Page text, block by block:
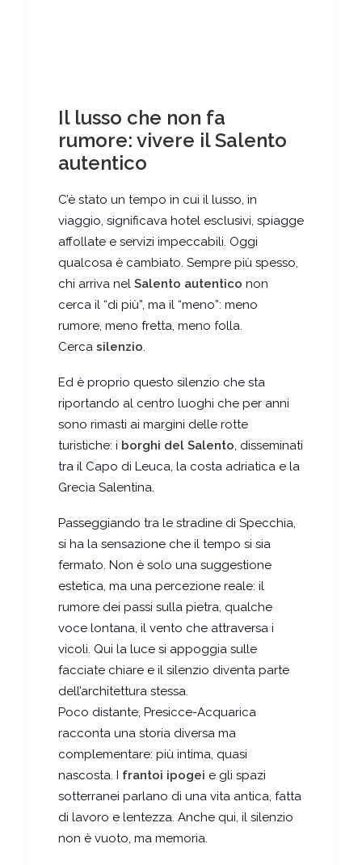
Il lusso che non fa
rumore: vivere il Salento
autentico
C’è stato un tempo in cui il lusso, in
viaggio, significava hotel esclusivi, spiagge
affollate e servizi impeccabili. Oggi
qualcosa è cambiato. Sempre più spesso,
chi arriva nel Salento autentico non
cerca il “di più”, ma il “meno”: meno
rumore, meno fretta, meno folla.
Cerca silenzio.
Ed è proprio questo silenzio che sta
riportando al centro luoghi che per anni
sono rimasti ai margini delle rotte
turistiche: i borghi del Salento, disseminati
tra il Capo di Leuca, la costa adriatica e la
Grecìa Salentina.
Passeggiando tra le stradine di Specchia,
si ha la sensazione che il tempo si sia
fermato. Non è solo una suggestione
estetica, ma una percezione reale: il
rumore dei passi sulla pietra, qualche
voce lontana, il vento che attraversa i
vicoli. Qui la luce si appoggia sulle
facciate chiare e il silenzio diventa parte
dell’architettura stessa.
Poco distante, Presicce-Acquarica
racconta una storia diversa ma
complementare: più intima, quasi
nascosta. I frantoi ipogei e gli spazi
sotterranei parlano di una vita antica, fatta
di lavoro e lentezza. Anche qui, il silenzio
non è vuoto, ma memoria.